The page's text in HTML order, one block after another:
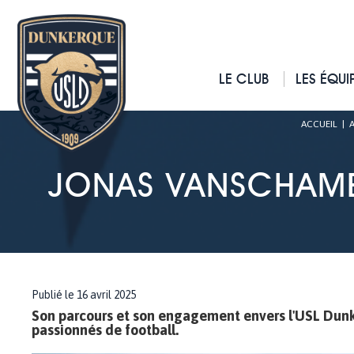
LE CLUB LES
ACCUEIL
JONAS
Publié le 16 avril 2025
Son parcours et son engagement envers l'USL
passionnés de football.